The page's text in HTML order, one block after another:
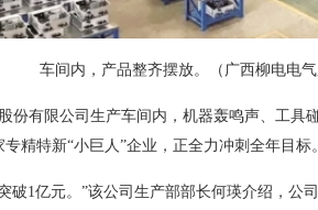
车间内，产品整齐摆放。（广西柳电电气
份有限公司生产车间内，机器轰鸣声、工
精特新“小巨人”企业，正全力冲刺全年目标。
破1亿元。”该公司生产部部长何瑛介绍，